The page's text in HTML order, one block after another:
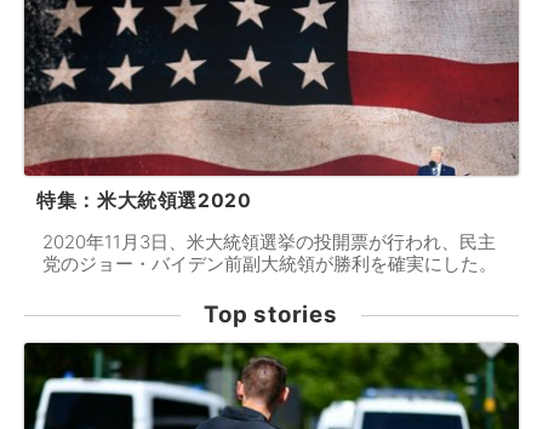
特集：米大統領選2020
2020年11月3日、米大統領選挙の投開票が行われ、民主
党のジョー・バイデン前副大統領が勝利を確実にした。
Top stories